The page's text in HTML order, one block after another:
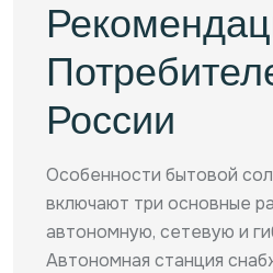
России
Особенности бытовой
включают три основные
автономную, сетевую и
Автономная станция